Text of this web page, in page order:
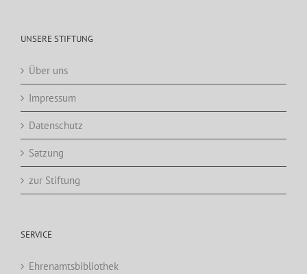
UNSERE STIFTUNG
Über uns
Impressum
Datenschutz
Satzung
zur Stiftung
SERVICE
Ehrenamtsbibliothek